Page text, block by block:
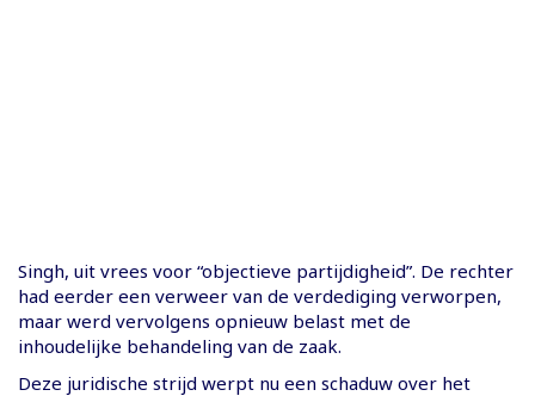
Singh, uit vrees voor “objectieve partijdigheid”. De rechter
had eerder een verweer van de verdediging verworpen,
maar werd vervolgens opnieuw belast met de
inhoudelijke behandeling van de zaak.
Deze juridische strijd werpt nu een schaduw over het